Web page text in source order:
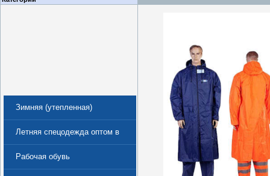
Зимняя (утепленная)
спецодежда
Летняя спецодежда оптом в
Екатеринбурге
Рабочая обувь